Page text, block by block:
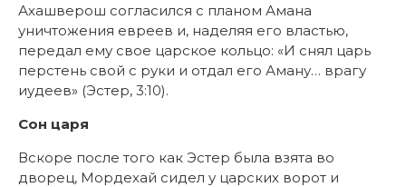
Ахашверош согласился с планом Амана
уничтожения евреев и, наделяя его властью,
передал ему свое царское кольцо: «И снял царь
перстень свой с руки и отдал его Аману… врагу
иудеев» (Эстер, 3:10).
Сон царя
Вскоре после того как Эстер была взята во
дворец, Мордехай сидел у царских ворот и